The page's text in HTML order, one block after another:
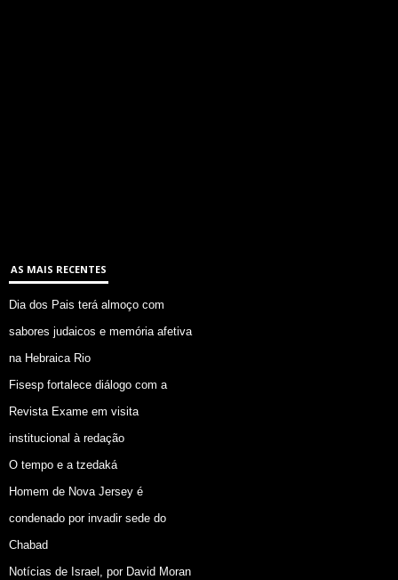
AS MAIS RECENTES
Dia dos Pais terá almoço com
sabores judaicos e memória afetiva
na Hebraica Rio
Fisesp fortalece diálogo com a
Revista Exame em visita
institucional à redação
O tempo e a tzedaká
Homem de Nova Jersey é
condenado por invadir sede do
Chabad
Notícias de Israel, por David Moran